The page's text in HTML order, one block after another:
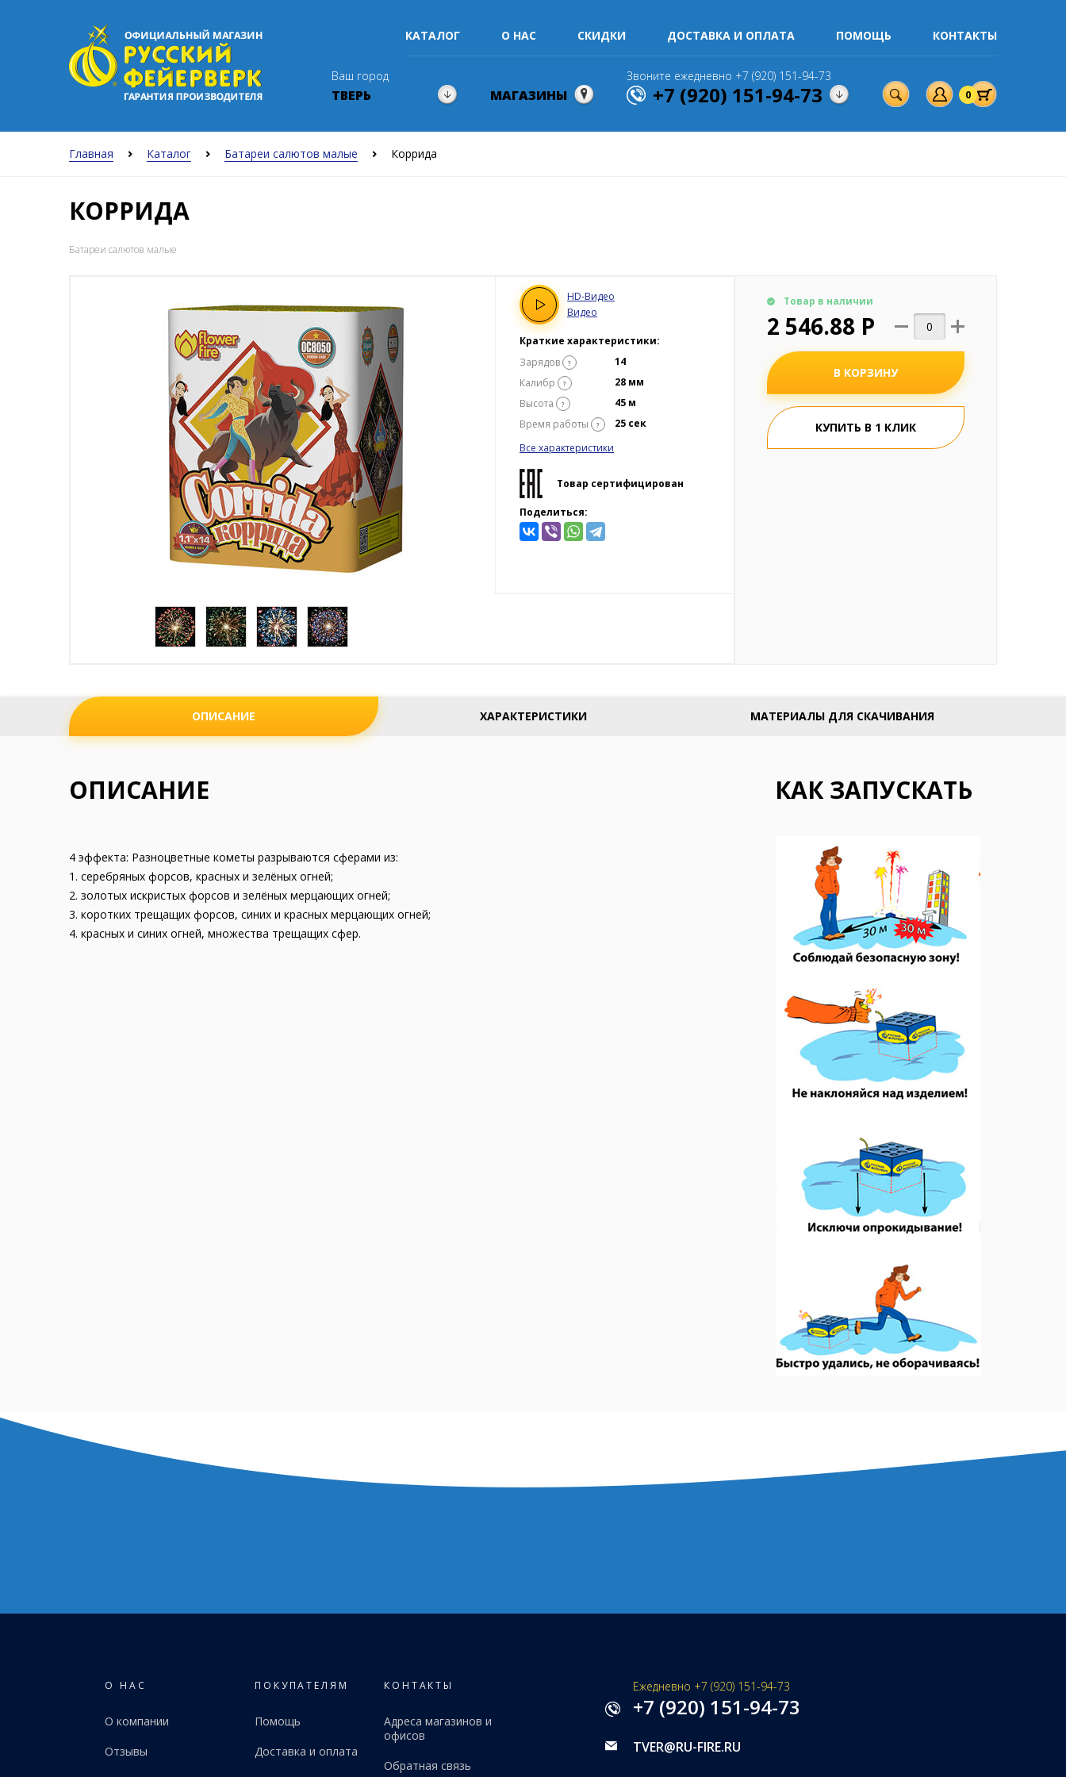
КАТАЛОГ О НАС СКИДКИ ДОСТАВКА И ОПЛАТА ПОМОЩЬ КОНТАКТЫ
Ваш город
ТВЕРЬ МАГАЗИНЫ
Звоните ежедневно +7 (920) 151-94-73
+7 (920) 151-94-73 0
Главная Каталог Батареи салютов малые Коррида
КОРРИДА
Батареи салютов малые
HD-Видео
Видео
Краткие характеристики:
Зарядов
?
14
Калибр
?
28 мм
Высота
?
45 м
Время работы
?
25 сек
Все характеристики
Товар сертифицирован
Поделиться:
Товар в наличии
2 546.88 Р
В КОРЗИНУ
КУПИТЬ В 1 КЛИК
ОПИСАНИЕ ХАРАКТЕРИСТИКИ МАТЕРИАЛЫ ДЛЯ СКАЧИВАНИЯ
ОПИСАНИЕ
4 эффекта: Разноцветные кометы разрываются сферами из:
1. серебряных форсов, красных и зелёных огней;
2. золотых искристых форсов и зелёных мерцающих огней;
3. коротких трещащих форсов, синих и красных мерцающих огней;
4. красных и синих огней, множества трещащих сфер.
КАК ЗАПУСКАТЬ
О НАС
О компании
Отзывы
ПОКУПАТЕЛЯМ
Помощь
Доставка и оплата
КОНТАКТЫ
Адреса магазинов и
офисов
Обратная связь
Ежедневно +7 (920) 151-94-73
+7 (920) 151-94-73
TVER@RU-FIRE.RU